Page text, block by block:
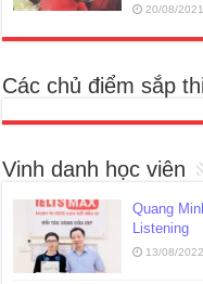
20/08/2021
Các chủ điểm sắp thi
Vinh danh học viên
Quang
Listening
13/08/2022